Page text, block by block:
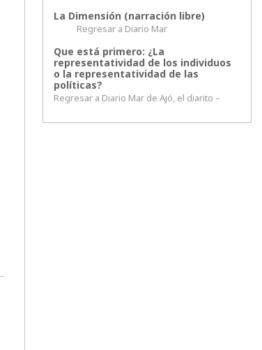
La Dimensión (narración libre)
Regresar a Diario Mar
Que está primero: ¿La
representatividad de los individuos
o la representatividad de las
políticas?
Regresar a Diario Mar de Ajó, el diarito –